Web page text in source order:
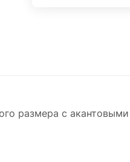
размера с